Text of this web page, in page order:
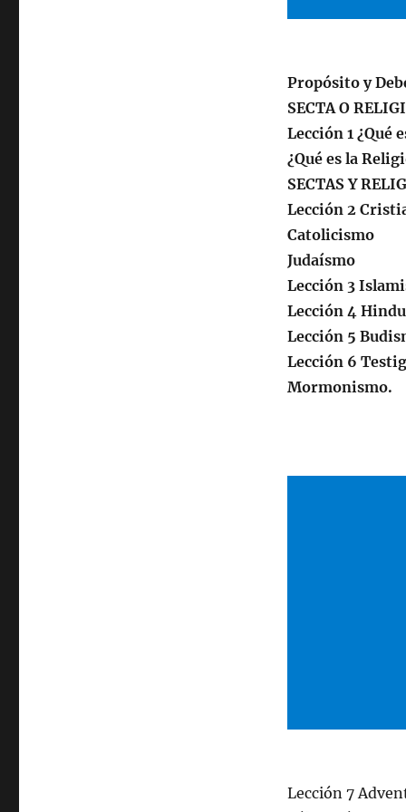
Propósito y
SECTA O
Lección 1 ¿Qué
¿Qué es la
SECTAS Y
Lección 2
Catolicismo
Judaísmo
Lección 3
Lección 4
Lección 5
Lección 6
Mormonismo.
Lección 7